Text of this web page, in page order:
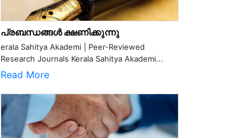
പ്രബന്ധങ്ങൾ ക്ഷണിക്കുന്നു
erala Sahitya Akademi | Peer-Reviewed
Research Journals Kerala Sahitya Akademi...
Read More